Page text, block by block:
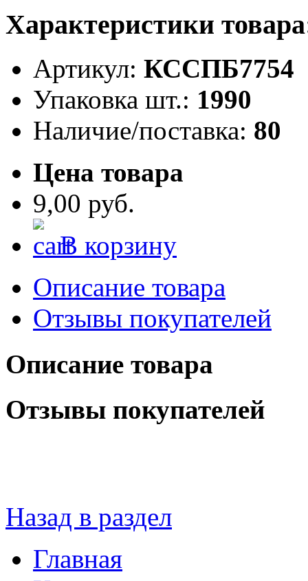
Характеристики
Артикул: КССПБ7754
Упаковка шт.: 1990
Наличие/поставка: 80
Цена товара
9,00 руб.
В корзину
Описание товара
Отзывы покупателей
Описание товара
Отзывы покупателей
Назад в раздел
Главная